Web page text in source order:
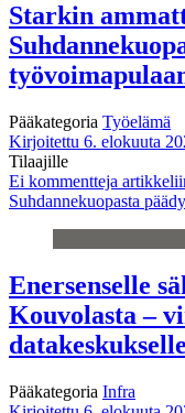
Starkin
Pääkategoria Työelämä
Kirjoitettu 6. elokuuta
Tilaajille
Ei kommentteja
Suhdannekuopasta
Enersenselle
Kouvolasta –
datakeskukselle
Pääkategoria Infra